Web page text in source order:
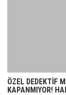
ÖZEL DEDEKTİF
KAPANMIYOR!